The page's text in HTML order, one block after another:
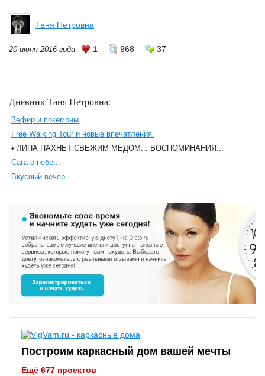
Таня Петровна
20 июня 2016 года 1 968 37
Дневник Таня Петровна:
Зефир и покемоны
Free Walking Tour и новые впечатления.
• ЛИПА ПАХНЕТ СВЕЖИМ МЕДОМ... ВОСПОМИНАНИЯ...
Сага о небе...
Вкусный вечер...
Построим каркасный дом вашей мечты
Ещё 677 проектов